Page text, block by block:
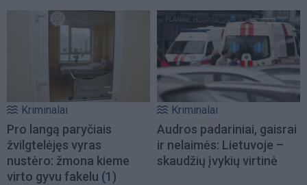
Kriminalai
Pro langą paryčiais
žvilgtelėjęs vyras
nustėro: žmona kieme
virto gyvu fakelu (1)
Kriminalai
Audros padariniai, gaisrai
ir nelaimės: Lietuvoje –
skaudžių įvykių virtinė